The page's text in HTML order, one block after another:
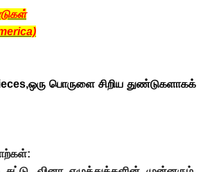
பொருளை சிறிய துண்டுகளாகக்